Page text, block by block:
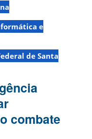
e
de Santa
combate